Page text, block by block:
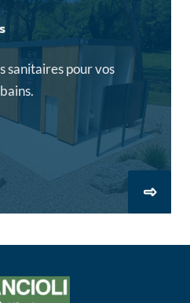
sanitaires pour vos